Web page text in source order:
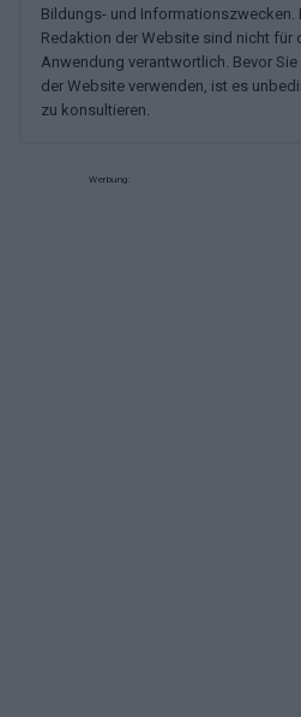
Bildungs- und Informationszwecken.
Redaktion der Website sind nicht für
Anwendung verantwortlich. Bevor
der Website verwenden, ist es
zu konsultieren.
Werbung: